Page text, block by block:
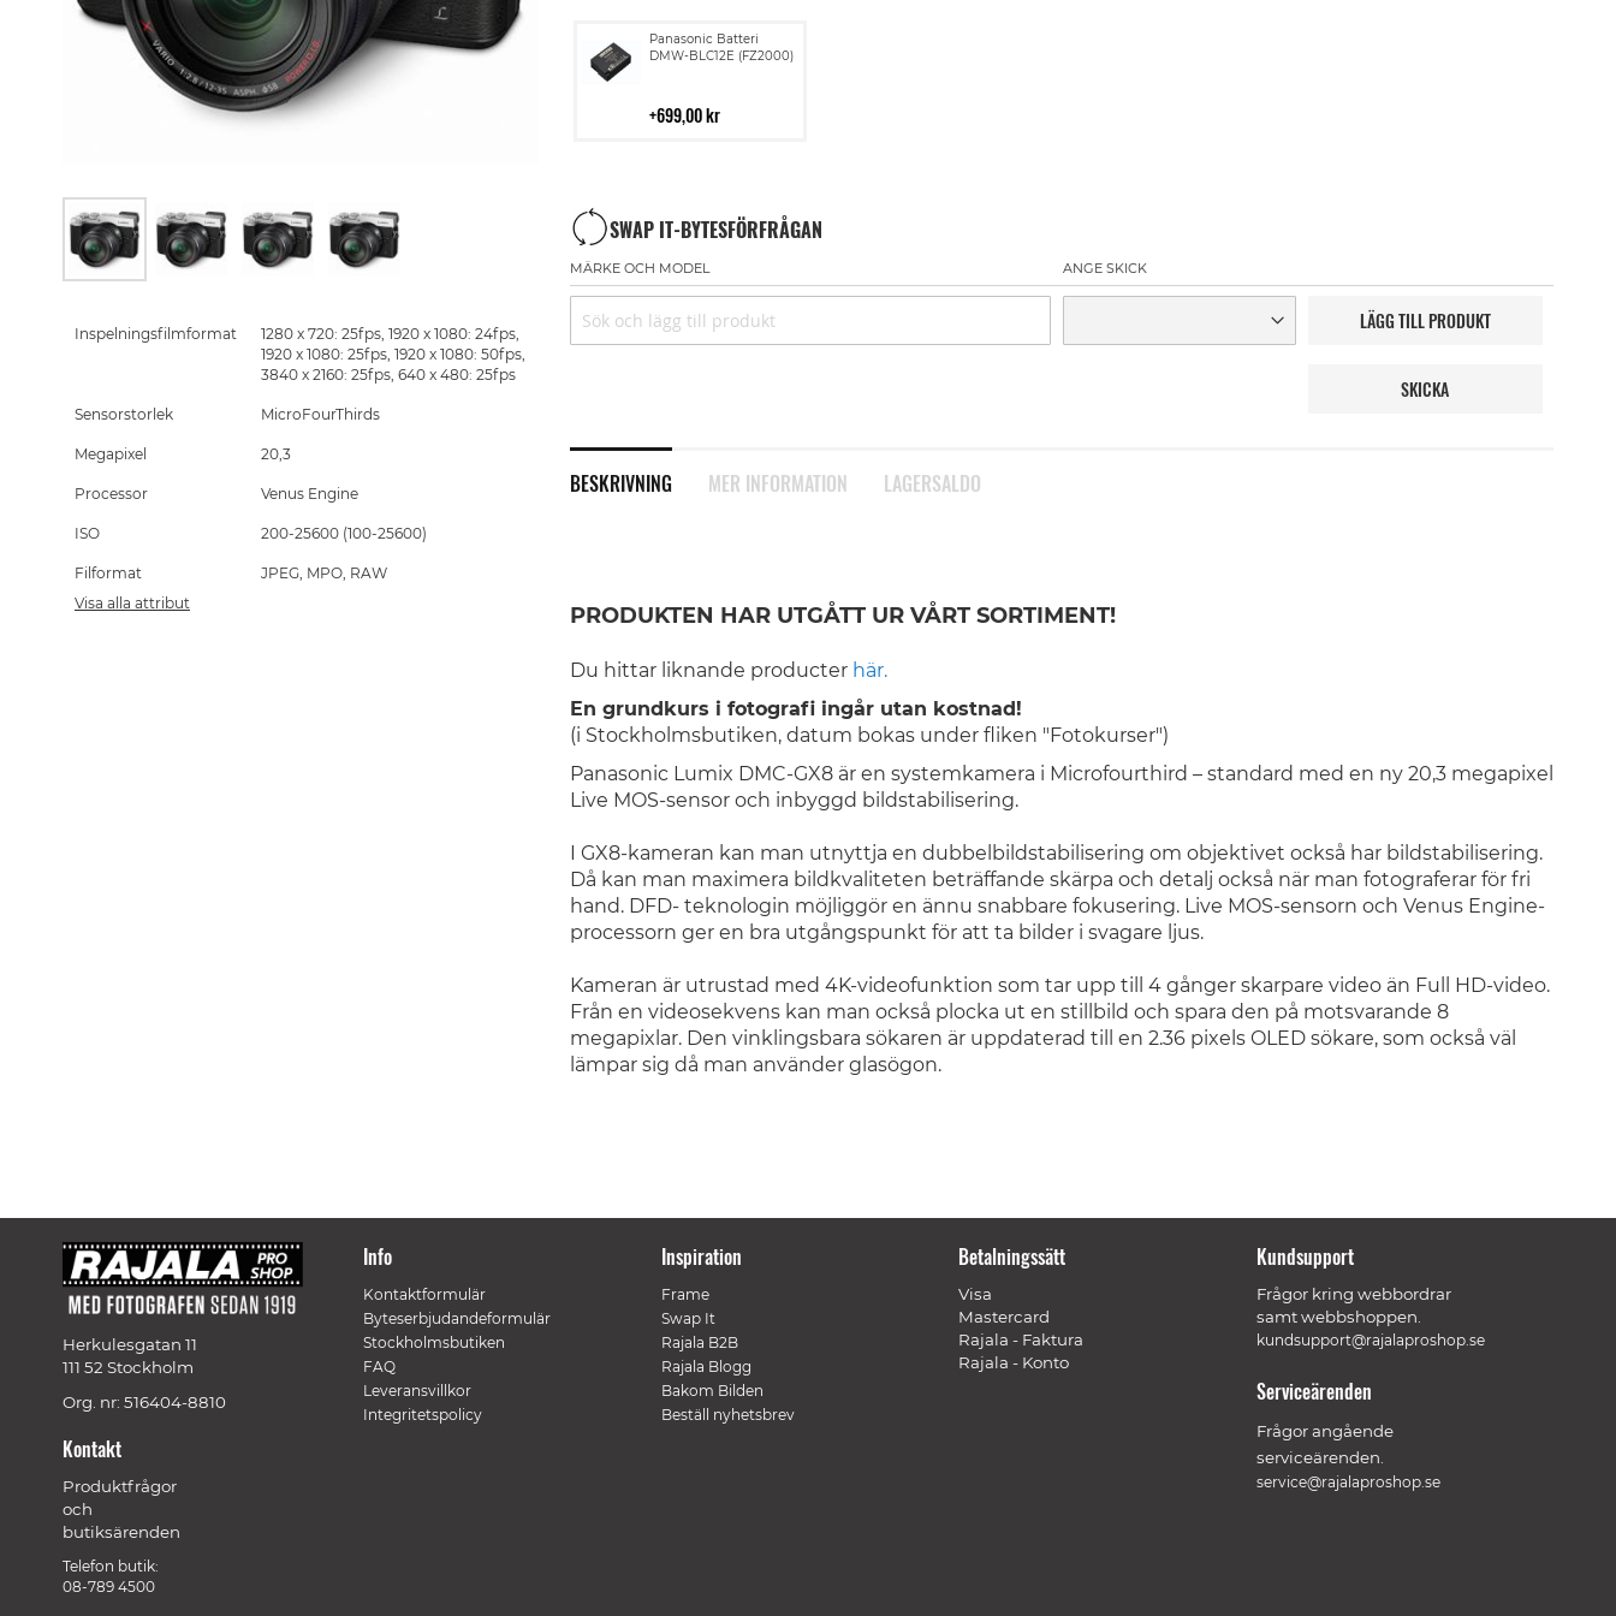
Panasonic Batteri
DMW-BLC12E (FZ2000)
699,00 kr
Lägg
till
SWAP IT-BYTESFÖRFRÅGAN
MÄRKE OCH MODEL ANGE SKICK
LÄGG TILL PRODUKT
SKICKA
BESKRIVNING
PRODUKTEN HAR UTGÅTT UR VÅRT SORTIMENT!
Du hittar liknande producter här.
En grundkurs i fotografi ingår utan kostnad!
(i Stockholmsbutiken, datum bokas under fliken "Fotokurser")
Panasonic Lumix DMC-GX8 är en systemkamera i Microfourthird – standard med en ny 20,3 megapixel
Live MOS-sensor och inbyggd bildstabilisering.
I GX8-kameran kan man utnyttja en dubbelbildstabilisering om objektivet också har bildstabilisering.
Då kan man maximera bildkvaliteten beträffande skärpa och detalj också när man fotograferar för fri
hand. DFD- teknologin möjliggör en ännu snabbare fokusering. Live MOS-sensorn och Venus Engine-
processorn ger en bra utgångspunkt för att ta bilder i svagare ljus.
Kameran är utrustad med 4K-videofunktion som tar upp till 4 gånger skarpare video än Full HD-video.
Från en videosekvens kan man också plocka ut en stillbild och spara den på motsvarande 8
megapixlar. Den vinklingsbara sökaren är uppdaterad till en 2.36 pixels OLED sökare, som också väl
lämpar sig då man använder glasögon.
MER INFORMATION LAGERSALDO
the
images
Inspelningsfilmformat
1280 x 720: 25fps, 1920 x 1080: 24fps,
1920 x 1080: 25fps, 1920 x 1080: 50fps,
3840 x 2160: 25fps, 640 x 480: 25fps
Sensorstorlek MicroFourThirds
Megapixel 20,3
Processor Venus Engine
ISO 200-25600 (100-25600)
Filformat
JPEG, MPO, RAW
Visa alla attribut
Herkulesgatan 11
111 52 Stockholm
Org. nr: 516404-8810
Kontakt
Produktfrågor
och
butiksärenden
Telefon butik:
08-789 4500
Info
Kontaktformulär
Byteserbjudandeformulär
Stockholmsbutiken
FAQ
Leveransvillkor
Integritetspolicy
Inspiration
Frame
Swap It
Rajala B2B
Rajala Blogg
Bakom Bilden
Beställ nyhetsbrev
Betalningssätt
Visa
Mastercard
Rajala - Faktura
Rajala - Konto
Kundsupport
Frågor kring webbordrar
samt webbshoppen.
kundsupport@rajalaproshop.se
Serviceärenden
Frågor angående
serviceärenden.
service@rajalaproshop.se